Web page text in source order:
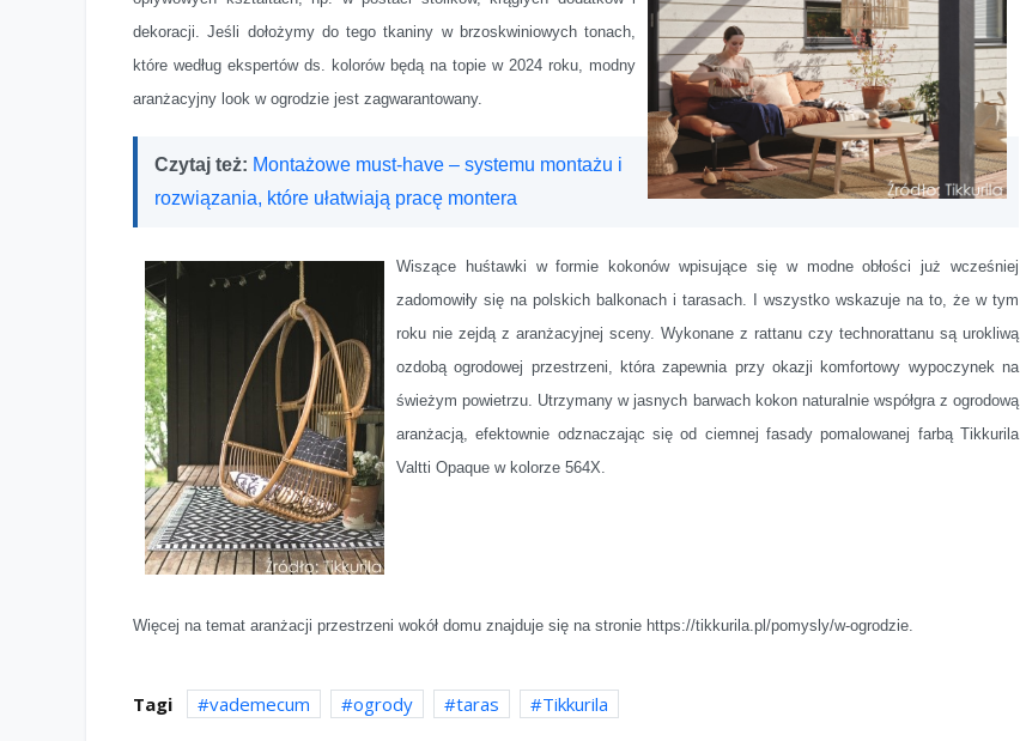
dekoracji. Jeśli dołożymy do tego tkaniny w brzoskwiniowych tonach,
które według ekspertów ds. kolorów będą na topie w 2024 roku, modny
aranżacyjny look w ogrodzie jest zagwarantowany.
Czytaj też: Montażowe must-have – systemu montażu i
rozwiązania, które ułatwiają pracę montera
Wiszące huśtawki w formie kokonów wpisujące się w modne obłości już wcześniej
zadomowiły się na polskich balkonach i tarasach. I wszystko wskazuje na to, że w tym
roku nie zejdą z aranżacyjnej sceny. Wykonane z rattanu czy technorattanu są urokliwą
ozdobą ogrodowej przestrzeni, która zapewnia przy okazji komfortowy wypoczynek na
świeżym powietrzu. Utrzymany w jasnych barwach kokon naturalnie współgra z ogrodową
aranżacją, efektownie odznaczając się od ciemnej fasady pomalowanej farbą Tikkurila
Valtti Opaque w kolorze 564X.
Więcej na temat aranżacji przestrzeni wokół domu znajduje się na stronie https://tikkurila.pl/pomysly/w-ogrodzie.
Tagi vademecum ogrody taras Tikkurila